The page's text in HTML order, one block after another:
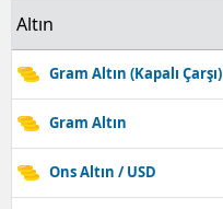
Altın
Gram Altın (Kapalı Çarşı)
Gram Altın
Ons Altın / USD